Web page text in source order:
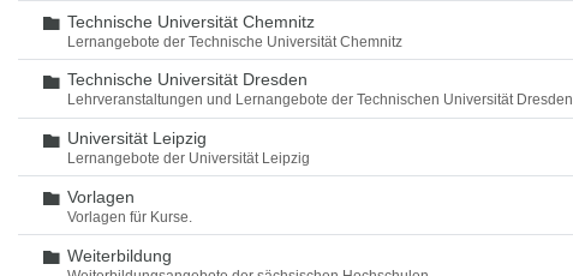
Ordner
Technische Universität Chemnitz
Lernangebote der Technische Universität Chemnitz
Ordner
Technische Universität Dresden
Lehrveranstaltungen und Lernangebote der Technischen Universität Dresden
Ordner
Universität Leipzig
Lernangebote der Universität Leipzig
Ordner
Vorlagen
Vorlagen für Kurse.
Ordner
Weiterbildung